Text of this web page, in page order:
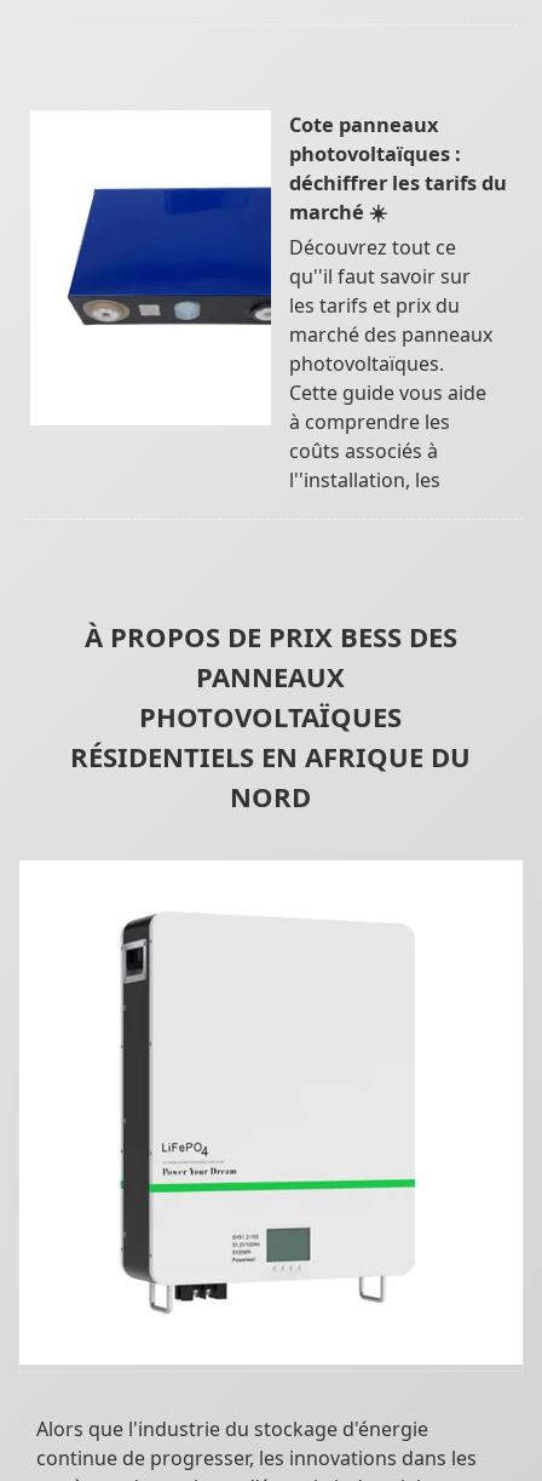
Cote panneaux
photovoltaïques :
déchiffrer les tarifs du
marché ☀️
Découvrez tout ce
qu''il faut savoir sur
les tarifs et prix du
marché des panneaux
photovoltaïques.
Cette guide vous aide
à comprendre les
coûts associés à
l''installation, les
À PROPOS DE PRIX BESS DES
PANNEAUX
PHOTOVOLTAÏQUES
RÉSIDENTIELS EN AFRIQUE DU
NORD
Alors que l'industrie du stockage d'énergie
continue de progresser, les innovations dans les